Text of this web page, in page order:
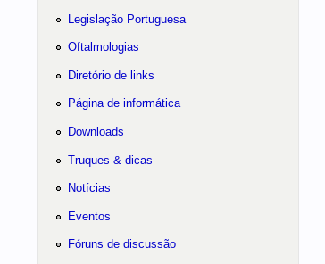
Legislação Portuguesa
Oftalmologias
Diretório de links
Página de informática
Downloads
Truques & dicas
Notícias
Eventos
Fóruns de discussão